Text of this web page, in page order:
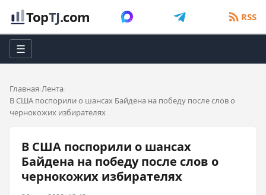
TopTJ.com RSS
☰
Главная Лента
В США поспорили о шансах Байдена на победу после слов о
чернокожих избирателях
В США поспорили о шансах
Байдена на победу после слов о
чернокожих избирателях